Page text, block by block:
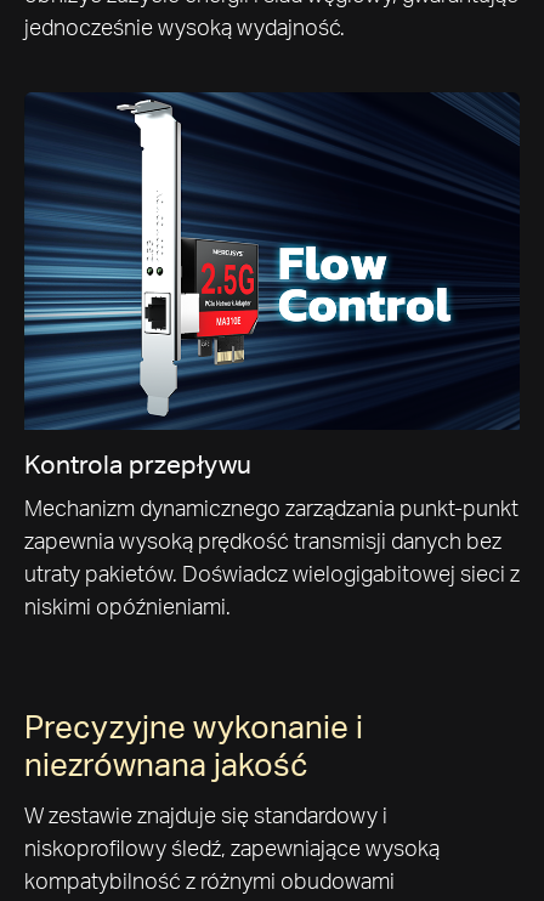
jednocześnie wysoką wydajność.
Kontrola przepływu
Mechanizm dynamicznego zarządzania punkt-punkt
zapewnia wysoką prędkość transmisji danych bez
utraty pakietów. Doświadcz wielogigabitowej sieci z
niskimi opóźnieniami.
Precyzyjne wykonanie i
niezrównana jakość
W zestawie znajduje się standardowy i
niskoprofilowy śledź, zapewniające wysoką
kompatybilność z różnymi obudowami